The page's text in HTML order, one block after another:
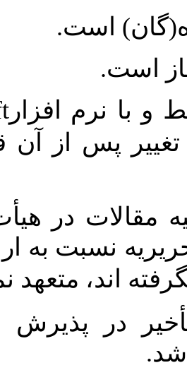
است.
است.
و با نرم افزار
پس از آن
مقالات در
نسبت به
اند، متعهد
در
شد.